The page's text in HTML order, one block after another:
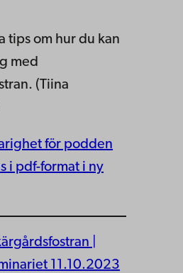
tips om hur du kan
med
(Tiina
för podden
i pdf-format i ny
|
11.10.2023